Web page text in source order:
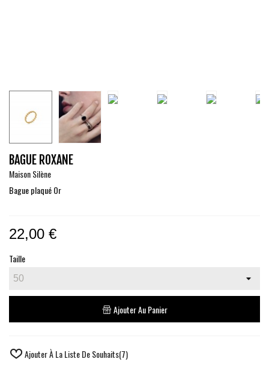
BAGUE ROXANE
Maison Silène
Bague plaqué Or
22,00 €
Taille
Ajouter Au Panier
Ajouter À La Liste De Souhaits(7)